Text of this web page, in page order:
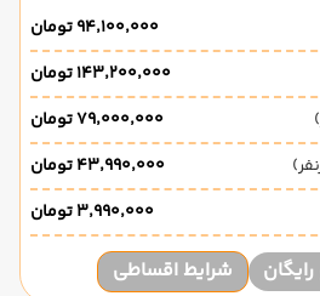
۹۴٬۱۰۰٬۰۰۰ تومان
۱۴۳٬۲۰۰٬۰۰۰ تومان
۷۹٬۰۰۰٬۰۰۰ تومان
۴۳٬۹۹۰٬۰۰۰ تومان
۳٬۹۹۰٬۰۰۰ تومان
شرایط اقساطی